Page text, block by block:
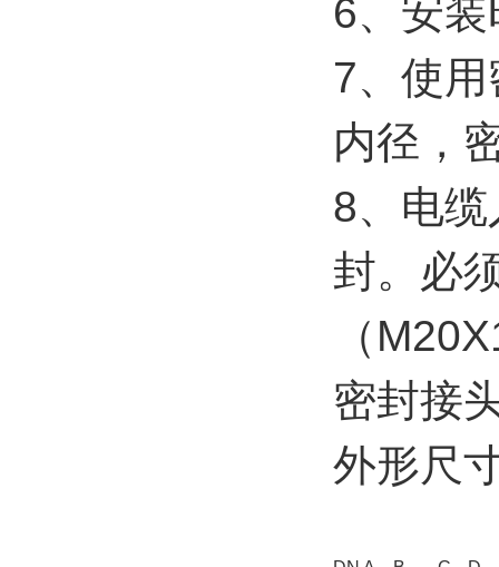
6、安
7、使
内径，
8、电
封。必
（
密封接
外形尺